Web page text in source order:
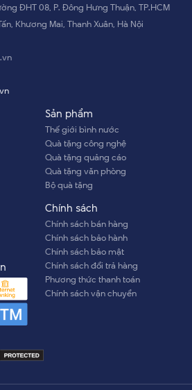
ĐHT 08, P. Đông Hưng Thuận, TP.HCM
Khương Mai, Thanh Xuân, Hà Nội
Sản phẩm
Thế giới bình nước
Quà tặng công nghệ
Quà tặng quảng cáo
Quà tặng văn phòng
Bộ quà tặng
Chính sách
Chính sách bán hàng
Chính sách bảo hành
Chính sách bảo mật
Chính sách đổi trả hàng
Phương thức thanh toán
Chính sách vận chuyển